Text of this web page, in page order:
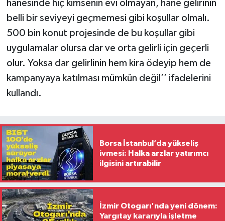
hanesinde hiç kimsenin evi olmayan, hane gelirinin
belli bir seviyeyi geçmemesi gibi koşullar olmalı.
500 bin konut projesinde de bu koşullar gibi
uygulamalar olursa dar ve orta gelirli için geçerli
olur. Yoksa dar gelirlinin hem kira ödeyip hem de
kampanyaya katılması mümkün değil’’ ifadelerini
kullandı.
Borsa İstanbul’da yükseliş
ivmesi: Halka arzlar yatırımcı
ilgisini artırabilir
İzmir Otogarı'nda yeni dönem:
Yargıtay kararıyla işletme